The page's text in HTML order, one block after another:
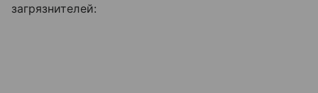
загрязнителей: